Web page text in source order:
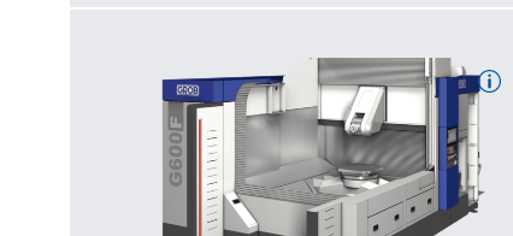
Curso de usinagem: 1.730/1.265/1.100
no eixo X/Y/Z (mm)